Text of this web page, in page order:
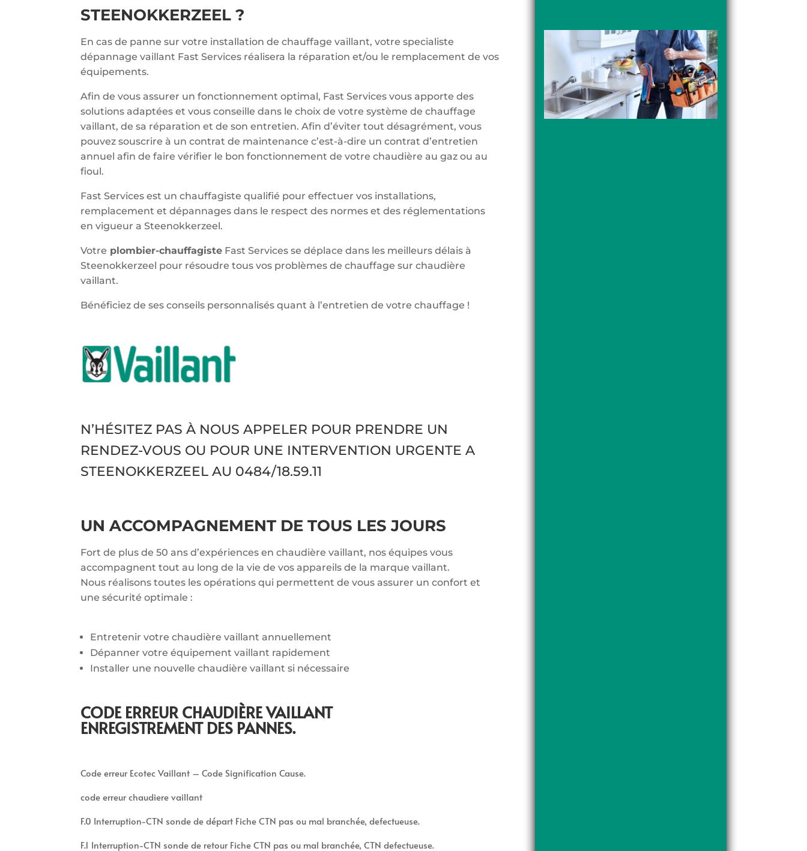
STEENOKKERZEEL ?
En cas de panne sur votre installation de chauffage vaillant, votre specialiste
dépannage vaillant Fast Services réalisera la réparation et/ou le remplacement de vos
équipements.
Afin de vous assurer un fonctionnement optimal, Fast Services vous apporte des
solutions adaptées et vous conseille dans le choix de votre système de chauffage
vaillant, de sa réparation et de son entretien. Afin d’éviter tout désagrément, vous
pouvez souscrire à un contrat de maintenance c’est-à-dire un contrat d’entretien
annuel afin de faire vérifier le bon fonctionnement de votre chaudière au gaz ou au
fioul.
Fast Services est un chauffagiste qualifié pour effectuer vos installations,
remplacement et dépannages dans le respect des normes et des réglementations
en vigueur a Steenokkerzeel.
Votre plombier-chauffagiste Fast Services se déplace dans les meilleurs délais à
Steenokkerzeel pour résoudre tous vos problèmes de chauffage sur chaudière
vaillant.
Bénéficiez de ses conseils personnalisés quant à l’entretien de votre chauffage !
N’HÉSITEZ PAS À NOUS APPELER POUR PRENDRE UN
RENDEZ-VOUS OU POUR UNE INTERVENTION URGENTE A
STEENOKKERZEEL AU 0484/18.59.11
UN ACCOMPAGNEMENT DE TOUS LES JOURS
Fort de plus de 50 ans d’expériences en chaudière vaillant, nos équipes vous
accompagnent tout au long de la vie de vos appareils de la marque vaillant.
Nous réalisons toutes les opérations qui permettent de vous assurer un confort et
une sécurité optimale :
Entretenir votre chaudière vaillant annuellement
Dépanner votre équipement vaillant rapidement
Installer une nouvelle chaudière vaillant si nécessaire
CODE ERREUR CHAUDIÈRE VAILLANT
ENREGISTREMENT DES PANNES.
Code erreur Ecotec Vaillant – Code Signification Cause.
code erreur chaudiere vaillant
F.0 Interruption-CTN sonde de départ Fiche CTN pas ou mal branchée, defectueuse.
F.1 Interruption-CTN sonde de retour Fiche CTN pas ou mal branchée, CTN defectueuse.